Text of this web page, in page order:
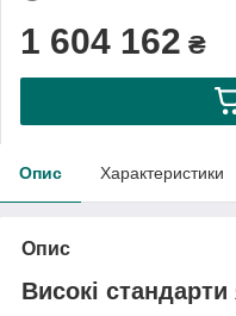
1 604 162 ₴
Опис Характеристики
Опис
Високі стандарти